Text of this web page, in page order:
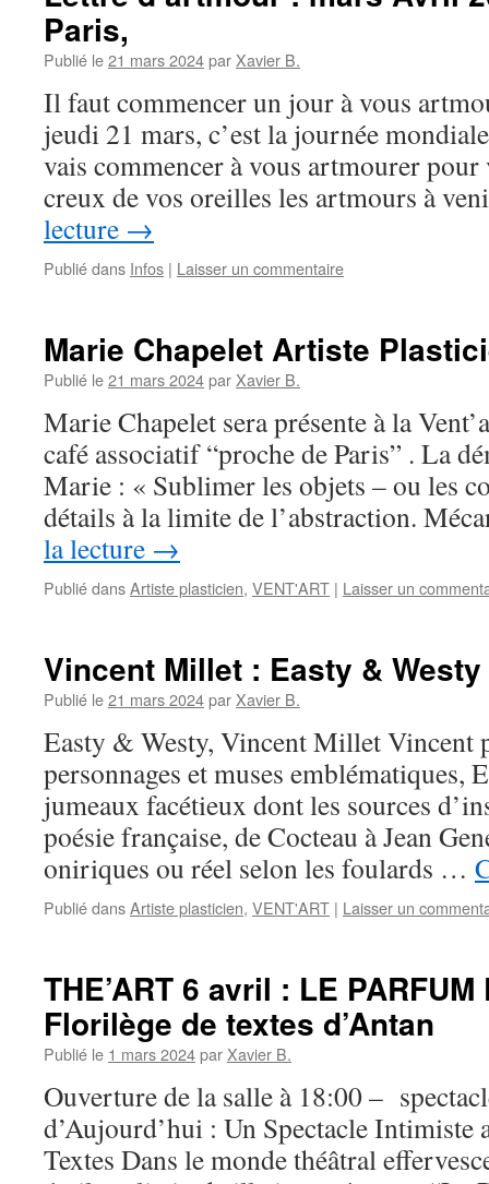
Paris,
Publié le21 mars 2024par Xavier B.
Il faut commencer un jour à vous
jeudi 21 mars, c’est la journée
vais commencer à vous artmourer
creux de vos oreilles les artmours à
lecture →
Publié dans Infos | Laisser un commentaire
Marie Chapelet Artiste
Publié le21 mars 2024par Xavier B.
Marie Chapelet sera présente à la
café associatif “proche de Paris” . La
Marie : « Sublimer les objets – ou les
détails à la limite de l’abstraction.
la lecture →
Publié dansArtiste plasticien, VENT'ART | Laisser un
Vincent Millet : Easty & Westy
Publié le21 mars 2024par Xavier B.
Easty & Westy, Vincent Millet Vincent
personnages et muses emblématiques,
jumeaux facétieux dont les sources
poésie française, de Cocteau à Jean
oniriques ou réel selon les foulards …
Publié dansArtiste plasticien, VENT'ART | Laisser un
THE’ART 6 avril : LE PARFUM
Florilège de textes d’Antan
Publié le 1 mars 2024par Xavier B.
Ouverture de la salle à 18:00 –
d’Aujourd’hui : Un Spectacle Intimiste
Textes Dans le monde théâtral